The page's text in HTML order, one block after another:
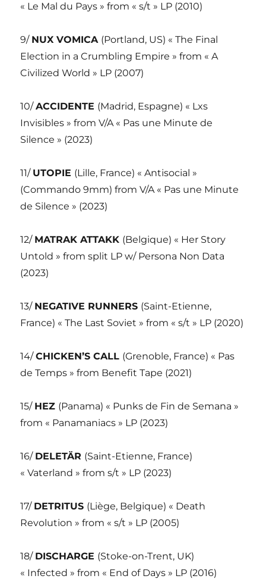
« Le Mal du Pays » from « s/t » LP (2010)
9/ NUX VOMICA (Portland, US) « The Final
Election in a Crumbling Empire » from « A
Civilized World » LP (2007)
10/ACCIDENTE (Madrid, Espagne) « Lxs
Invisibles » from V/A « Pas une Minute de
Silence » (2023)
11/ UTOPIE (Lille, France) « Antisocial »
(Commando 9mm) from V/A « Pas une Minute
de Silence » (2023)
12/ MATRAK ATTAKK (Belgique) « Her Story
Untold » from split LP w/ Persona Non Data
(2023)
13/ NEGATIVE RUNNERS (Saint-Etienne,
France) « The Last Soviet » from « s/t » LP (2020)
14/CHICKEN’S CALL (Grenoble, France) « Pas
de Temps » from Benefit Tape (2021)
15/ HEZ (Panama) « Punks de Fin de Semana »
from « Panamaniacs » LP (2023)
16/ DELETÄR (Saint-Etienne, France)
« Vaterland » from s/t » LP (2023)
17/ DETRITUS (Liège, Belgique) « Death
Revolution » from « s/t » LP (2005)
18/ DISCHARGE (Stoke-on-Trent, UK)
« Infected » from « End of Days » LP (2016)